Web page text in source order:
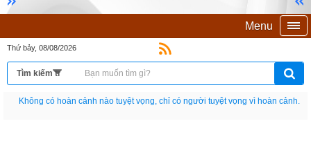
Menu
Thứ bảy, 08/08/2026
Nếu như không chịu học tập thì cho dù đi vạn dặm đường cũng chỉ là anh đưa